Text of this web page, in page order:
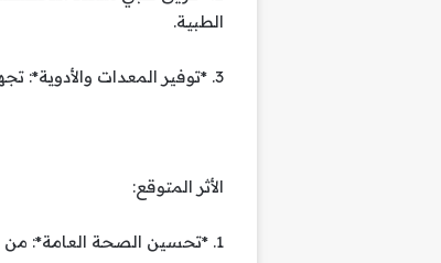
الطبية.
3. *توفير المعدات والأدوية*: تجهيز القافلة بالعديد من المعدات الطبية والأدوية اللازمة.
الأثر المتوقع:
1. *تحسين الصحة العامة*: من خلال الكشف المبكر عن الأمراض وتقديم العلاج المناسب.